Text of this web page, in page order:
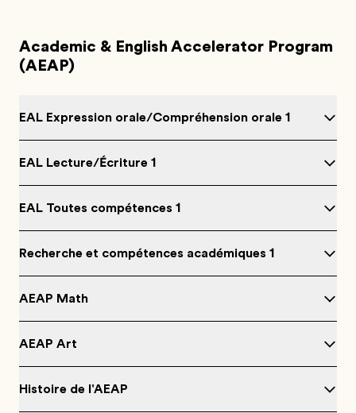
Academic & English Accelerator Program
(AEAP)
EAL Expression orale/Compréhension orale 1
EAL Lecture/Écriture 1
EAL Toutes compétences 1
Recherche et compétences académiques 1
AEAP Math
AEAP Art
Histoire de l'AEAP